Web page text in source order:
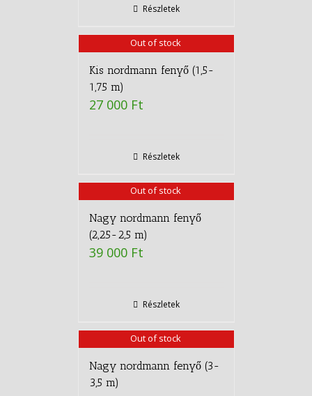
Részletek
Out of stock
Kis nordmann fenyő (1,5-
1,75 m)
27 000 Ft
Részletek
Out of stock
Nagy nordmann fenyő
(2,25-2,5 m)
39 000 Ft
Részletek
Out of stock
Nagy nordmann fenyő (3-
3,5 m)